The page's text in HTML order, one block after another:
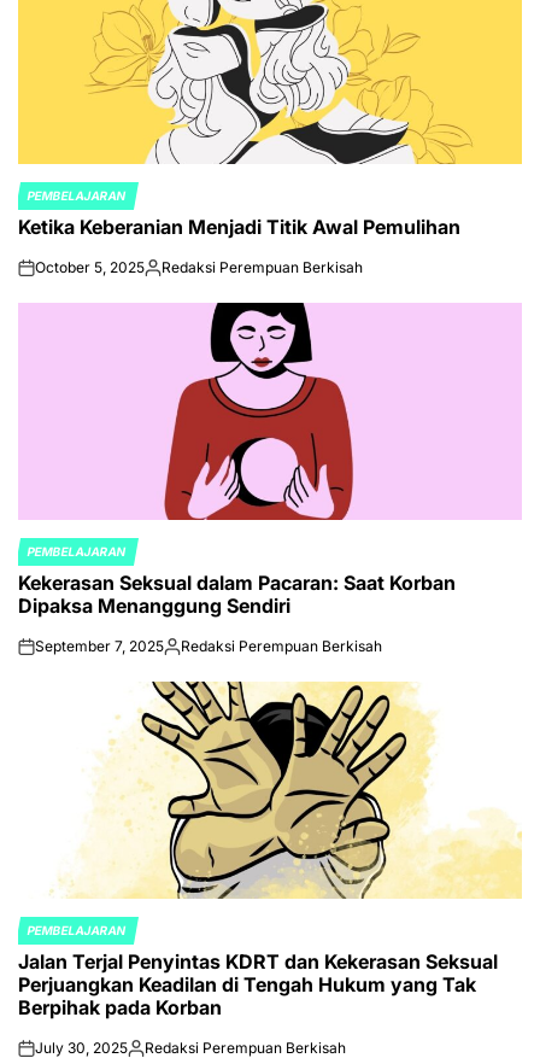
POSTED
IN
PEMBELAJARAN
Ketika Keberanian Menjadi Titik Awal Pemulihan
onOctober 5, 2025Posted
Redaksi Perempuan Berkisah
POSTED
IN
PEMBELAJARAN
Kekerasan Seksual dalam Pacaran: Saat Korban
Dipaksa Menanggung Sendiri
onSeptember 7, 2025Posted
Redaksi Perempuan Berkisah
POSTED
IN
PEMBELAJARAN
Jalan Terjal Penyintas KDRT dan Kekerasan Seksual
Perjuangkan Keadilan di Tengah Hukum yang Tak
Berpihak pada Korban
July 30, 2025 Redaksi Perempuan Berkisah